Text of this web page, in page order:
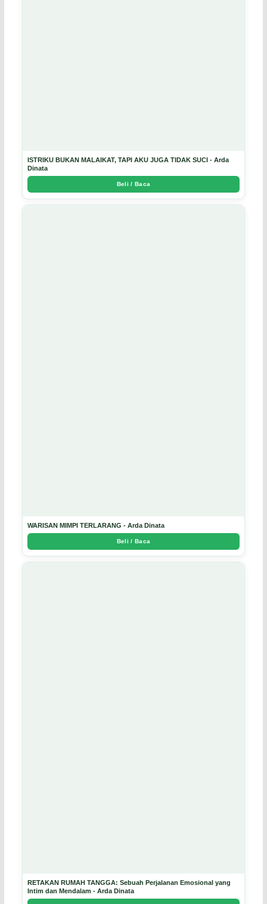
ISTRIKU BUKAN MALAIKAT, TAPI AKU JUGA TIDAK SUCI - Arda
Dinata
Beli / Baca
WARISAN MIMPI TERLARANG - Arda Dinata
Beli / Baca
RETAKAN RUMAH TANGGA: Sebuah Perjalanan Emosional yang
Intim dan Mendalam - Arda Dinata